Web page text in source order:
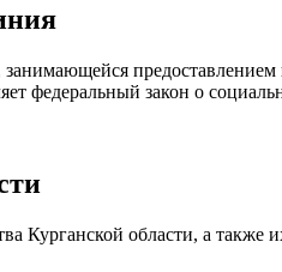
федеральный закон о
Курганской области, а